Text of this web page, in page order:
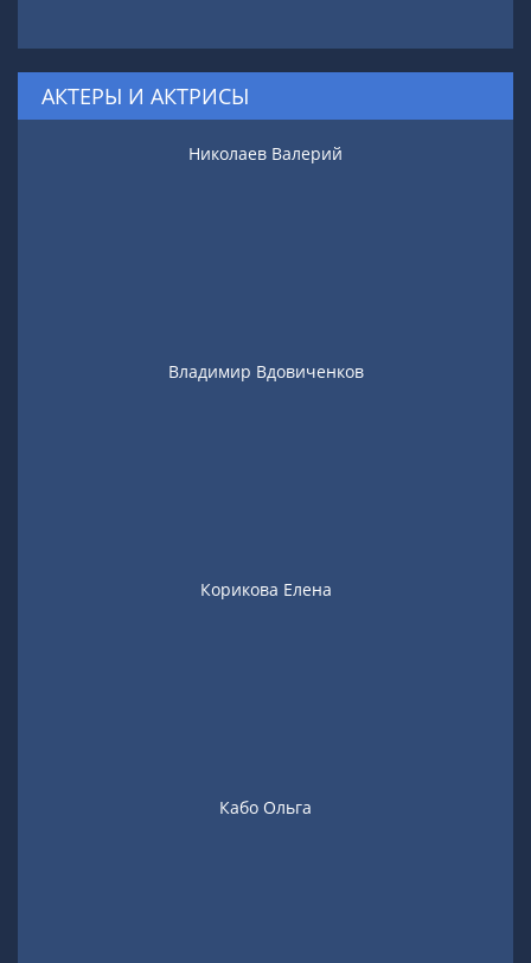
АКТЕРЫ И АКТРИСЫ
Николаев Валерий
Владимир Вдовиченков
Корикова Елена
Кабо Ольга